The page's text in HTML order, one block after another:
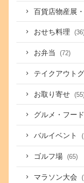
百貨店物産展
おせち料理
お弁当 (72)
テイクアウト
お取り寄せ
グルメ・フー
バルイベント
ゴルフ場 (65)
マラソン大会